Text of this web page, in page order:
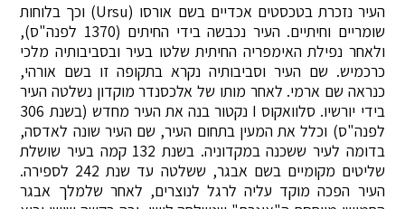
העיר נזכרת בטכסטים אכדיים בשם אורסו (Ursu) וכך בלוחות
שומריים וחיתיים. העיר נכבשה בידי החיתים (1370 לפנה"ס),
ולאחר נפילת האימפריה החיתית שלטו בעיר ובסביבותיה מלכי
כרכמיש. שם העיר וסביבותיה נקרא בתקופה זו בשם אורהי,
כנראה שם ארמי. לאחר מותו של אלכסנדר מוקדון נשלטה העיר
בידי יורשיו. סלוואקוס I נקטור בנה את העיר מחדש (בשנת 306
לפנה"ס) וכלל את המעין בתחום העיר, שם העיר שונה לאדסה,
בדומה לעיר ששכנה במקדוניה. בשנת 132 קמה בעיר שושלת
שליטים מקומיים בשם אבגר, ששלטה עד שנת 242 לספירה.
העיר הפכה מוקד עליה לרגל לנוצרים, לאחר שלמלך אבגר